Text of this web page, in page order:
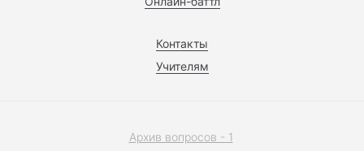
Контакты
Учителям
Архив вопросов - 1